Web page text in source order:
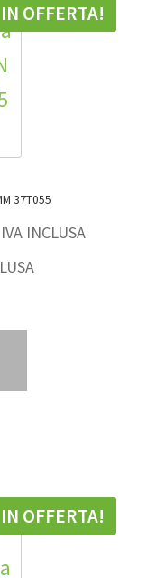
55KN – BMM 37T055
IN OFFERTA!
IVA INCLUSA
IN OFFERTA!